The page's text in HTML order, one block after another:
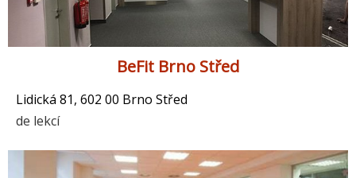
BeFit Brno Střed
Lidická 81, 602 00 Brno Střed
de lekcí